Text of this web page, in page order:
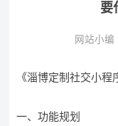
要
网站小编
《淄博定制社交小程
一、功能规划